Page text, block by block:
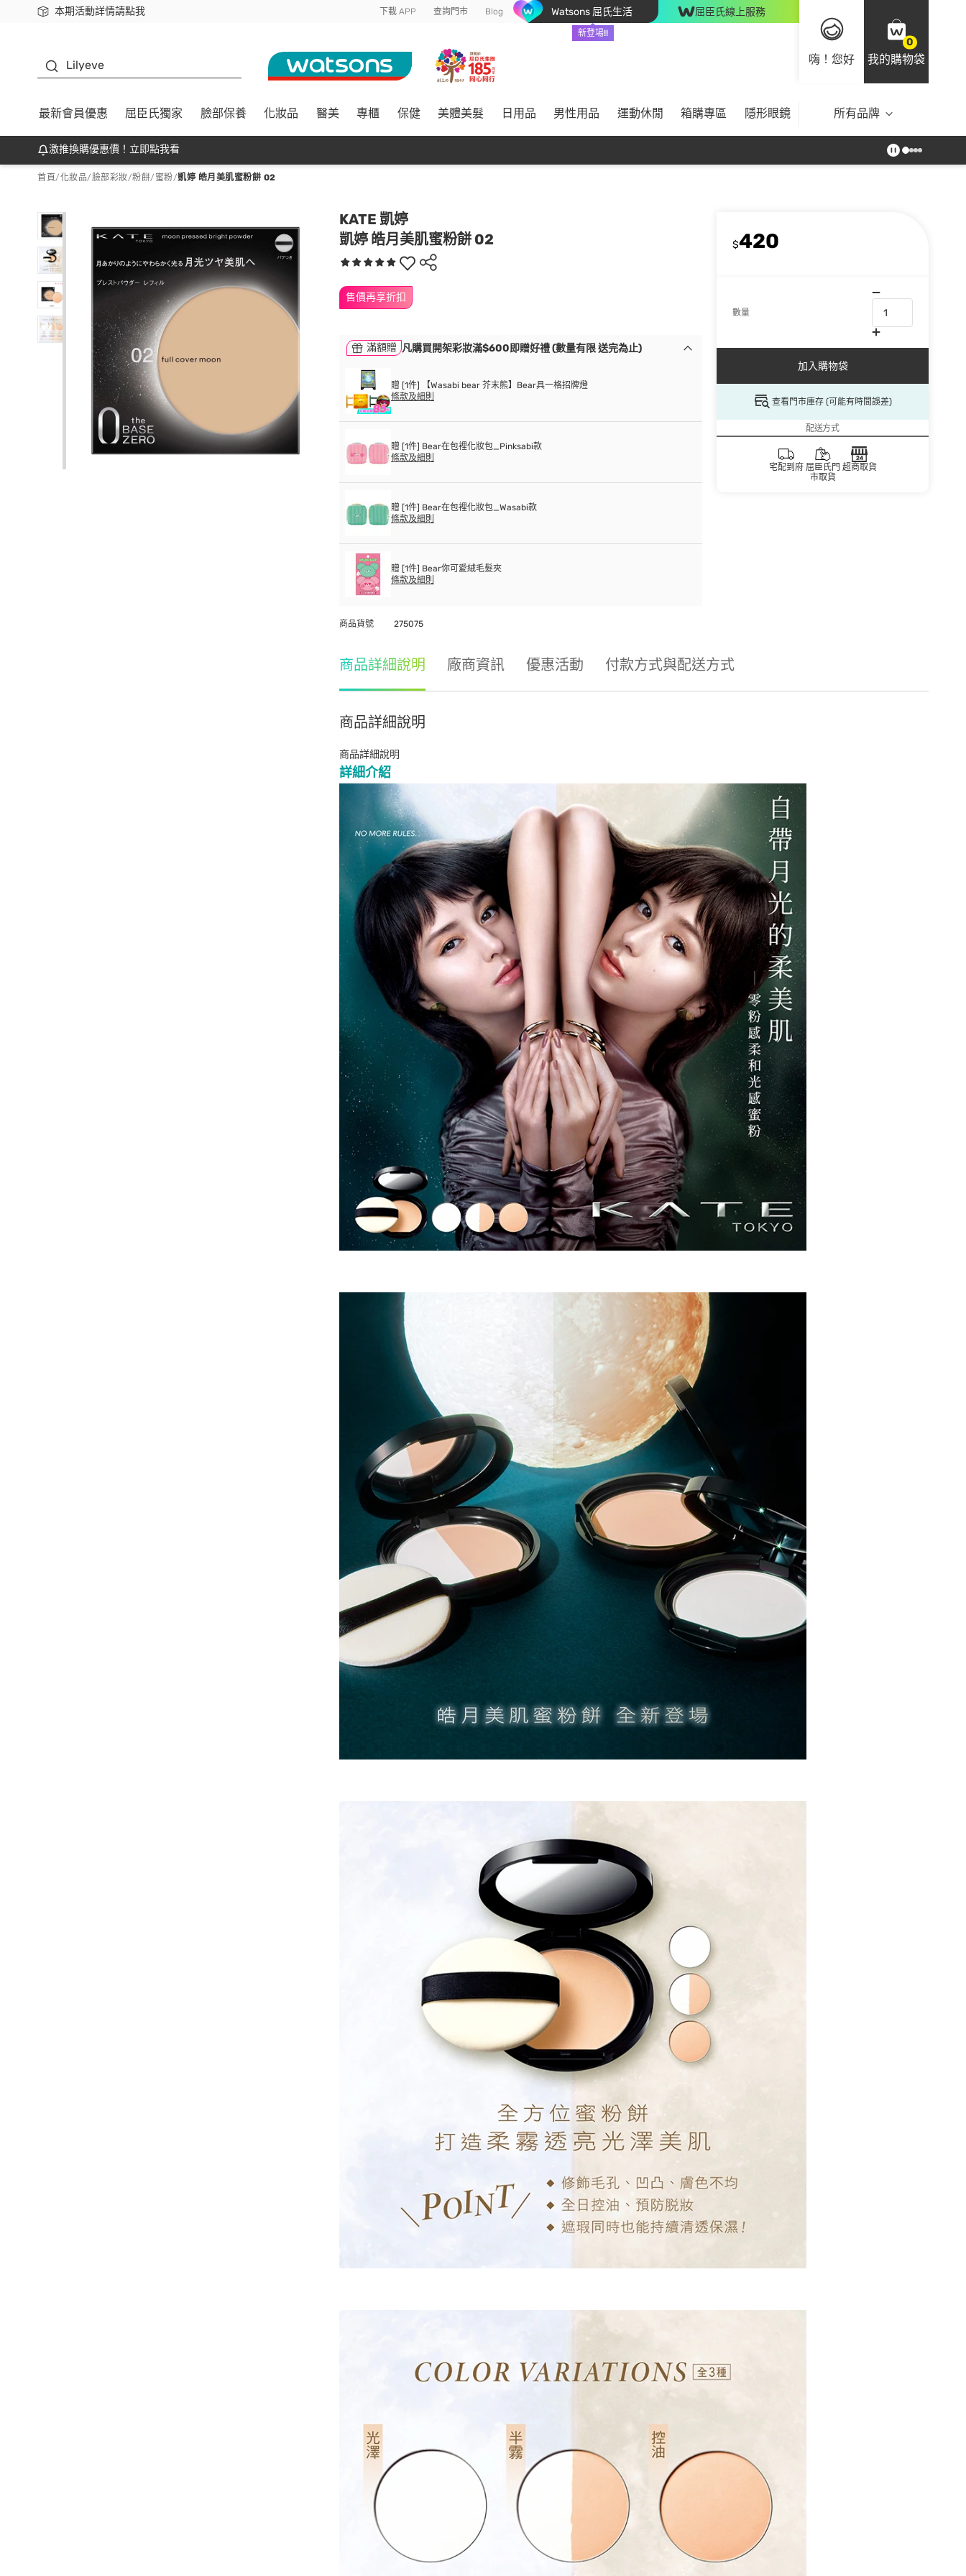
本期活動詳情請點我
下載app最高回饋$350 下載 APP 查詢門市 Blog Watsons 屈氏生活
新登場!!
屈臣氏線上服務
嗨！您好
0
我的購物袋
Lilyeve
最新會員優惠 屈臣氏獨家 臉部保養 化妝品 醫美 專櫃 保健 美體美髮 日用品 男性用品 運動休閒 箱購專區 隱形眼鏡 所有品牌
激推換購優惠價！立即點我看
首頁/化妝品/臉部彩妝/粉餅/蜜粉/凱婷 皓月美肌蜜粉餅 02
KATE 凱婷
凱婷 皓月美肌蜜粉餅 02
售價再享折扣
$420
數量
加入購物袋
查看門市庫存 (可能有時間誤差)
配送方式
宅配到府 屈臣氏門
市取貨
超商取貨
滿額贈 凡購買開架彩妝滿$600即贈好禮 (數量有限 送完為止)
贈 [1件] 【Wasabi bear 芥末熊】Bear具一格招牌燈
條款及細則
贈 [1件] Bear在包裡化妝包_Pinksabi款
條款及細則
贈 [1件] Bear在包裡化妝包_Wasabi款
條款及細則
贈 [1件] Bear你可愛絨毛髮夾
條款及細則
商品貨號 275075
商品詳細說明 廠商資訊 優惠活動 付款方式與配送方式
商品詳細說明
商品詳細說明
詳細介紹